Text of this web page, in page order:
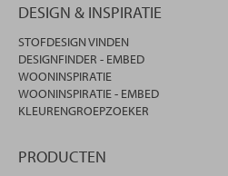
DESIGN & INSPIRATIE
STOFDESIGN VINDEN
DESIGNFINDER - EMBED
WOONINSPIRATIE
WOONINSPIRATIE - EMBED
KLEURENGROEPZOEKER
PRODUCTEN